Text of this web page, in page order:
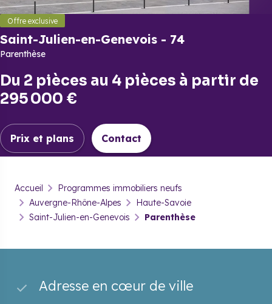
Offre exclusive
Saint-Julien-en-Genevois - 74
Parenthèse
Du 2 pièces au 4 pièces à partir de
295 000 €
Prix et plans Contact
Parenthèse
Prix & plans Brochure Contact
Accueil
Programmes immobiliers neufs
Auvergne-Rhône-Alpes
Haute-Savoie
Saint-Julien-en-Genevois
Parenthèse
Adresse en cœur de ville